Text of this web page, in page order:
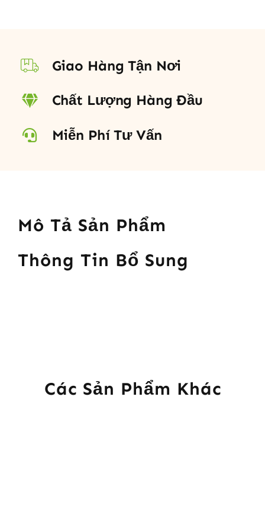
Giao Hàng Tận Nơi
Chất Lượng Hàng Đầu
Miễn Phí Tư Vấn
Mô Tả Sản Phẩm
Thông Tin Bổ Sung
Các Sản Phẩm Khác